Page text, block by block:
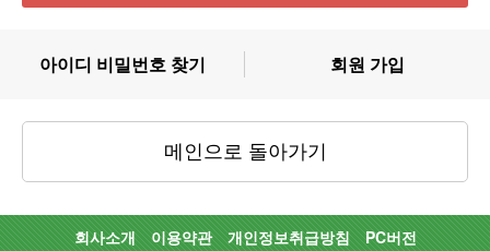
아이디 비밀번호 찾기 회원 가입
메인으로 돌아가기
회사소개 이용약관 개인정보취급방침 PC버전